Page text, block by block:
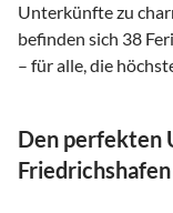
Unterkünfte zu
befinden sich 38
– für alle, die
Den perfekten